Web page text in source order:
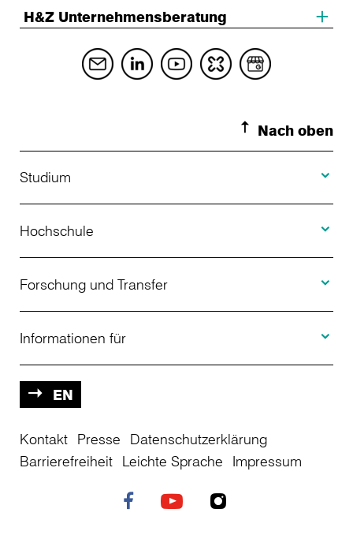
H&Z Unternehmensberatung
Nach oben
Studium
Studienangebot
Bewerbung
Studienberatung
Weiterbildung
Studienkolleg
Hochschule
Über uns
Aktuelles
Veranstaltungen
Einrichtungen
Stellenangebote
Forschung und Transfer
Projekte
Informationen für
Studieninteressierte
Studierende
EN
Kontakt Presse
Datenschutzerklärung
Barrierefreiheit Leichte Sprache Impressum